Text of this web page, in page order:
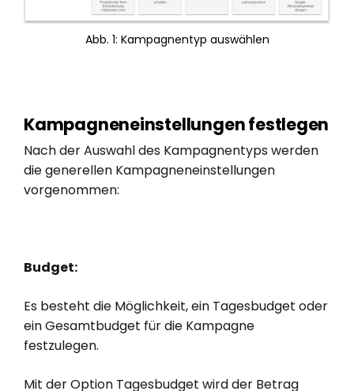
Abb. 1: Kampagnentyp auswählen
Kampagneneinstellungen festlegen
Nach der Auswahl des Kampagnentyps werden
die generellen Kampagneneinstellungen
vorgenommen:
Budget:
Es besteht die Möglichkeit, ein Tagesbudget oder
ein Gesamtbudget für die Kampagne
festzulegen.
Mit der Option Tagesbudget wird der Betrag